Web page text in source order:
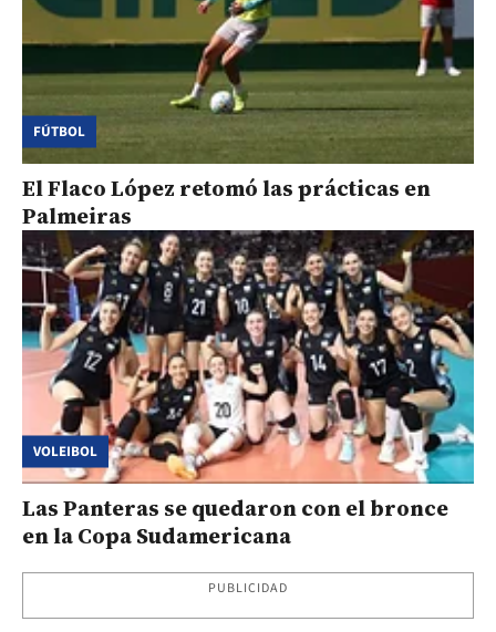
FÚTBOL
El Flaco López retomó las prácticas en
Palmeiras
VOLEIBOL
Las Panteras se quedaron con el bronce
en la Copa Sudamericana
PUBLICIDAD